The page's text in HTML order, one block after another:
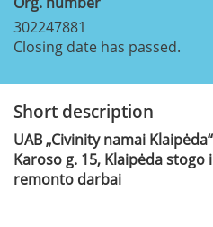
302247881
Closing date has passed.
Short description
UAB „Civinity namai
Karoso g. 15, Klaipėda
remonto darbai